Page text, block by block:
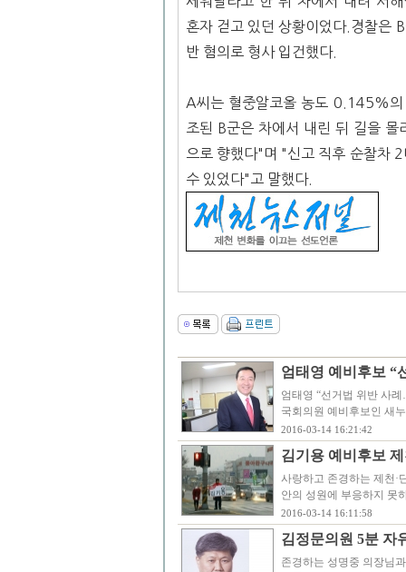
혼자 걷고 있던 상황이었다.경찰은
반 혐의로 형사 입건했다.
A씨는 혈중알코올 농도 0.145%의
조된 B군은 차에서 내린 뒤 길을
으로 향했다"며 "신고 직후 순찰차
수 있었다"고 말했다.
엄태영 예비후보
엄태영 “선거법 위반 사
국회의원 예비후보인 새
2016-03-14 16:21:42
김기용 예비후보
사랑하고 존경하는 제천·
안의 성원에 부응하지 못
2016-03-14 16:11:58
김정문의원 5분 자
존경하는 성명중 의장님